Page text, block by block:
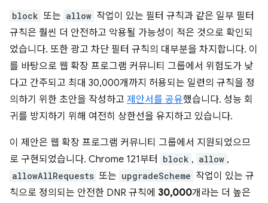
block 또는 allow 작업이 있는 필터 규칙과 같은 일부 필터
규칙은 훨씬 더 안전하고 악용될 가능성이 적은 것으로 확인되
었습니다. 또한 광고 차단 필터 규칙의 대부분을 차지합니다. 이
를 바탕으로 웹 확장 프로그램 커뮤니티 그룹에서 위험도가 낮
다고 간주되고 최대 30,000개까지 허용되는 일련의 규칙을 정
의하기 위한 초안을 작성하고 제안서를 공유했습니다. 성능 회
귀를 방지하기 위해 여전히 상한선을 유지하고 있습니다.
이 제안은 웹 확장 프로그램 커뮤니티 그룹에서 지원되었으므
로 구현되었습니다. Chrome 121부터
block , allow ,
allowAllRequests 또는 upgradeScheme 작업이 있는 규
칙으로 정의되는 안전한 DNR 규칙에 30,000개라는 더 높은